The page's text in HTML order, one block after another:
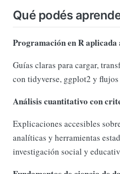
Qué podés
Programación en R aplicada
Guías claras para cargar,
con tidyverse, ggplot2 y
Análisis cuantitativo con
Explicaciones accesibles
analíticas y herramientas
investigación social y